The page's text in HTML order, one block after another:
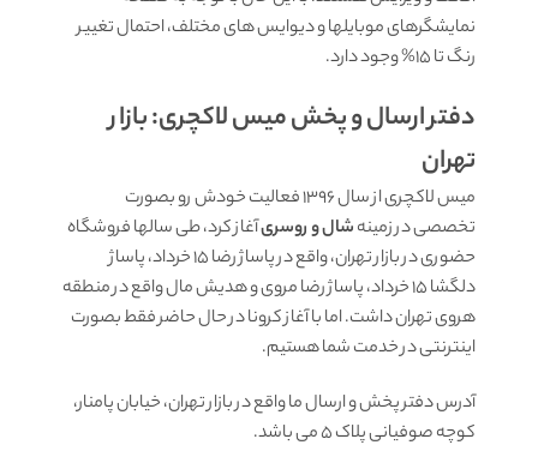
نمایشگرهای موبایلها و دیوایس های مختلف، احتمال تغییر
رنگ تا 15% وجود دارد.
دفتر ارسال و پخش میس لاکچری: بازار
تهران
میس لاکچری از سال 1396 فعالیت خودش رو بصورت
تخصصی در زمینهشال و روسریآغاز کرد، طی سالها فروشگاه
حضوری در بازار تهران، واقع در پاساژ رضا 15 خرداد، پاساژ
دلگشا 15 خرداد، پاساژ رضا مروی و هدیش مال واقع در منطقه
هروی تهران داشت. اما با آغاز کرونا در حال حاضر فقط بصورت
اینترنتی در خدمت شما هستیم.
آدرس دفتر پخش و ارسال ما واقع در بازار تهران، خیابان پامنار،
کوچه صوفیانی پلاک 5 می باشد.